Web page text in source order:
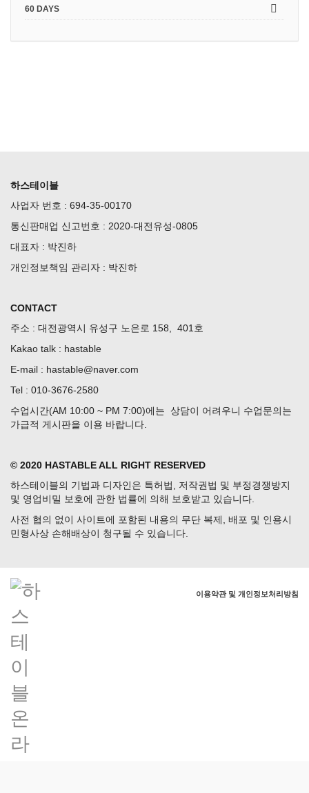
60 DAYS
하스테이블
사업자 번호 : 694-35-00170
통신판매업 신고번호 : 2020-대전유성-0805
대표자 : 박진하
개인정보책임 관리자 : 박진하
CONTACT
주소 : 대전광역시 유성구 노은로 158, 401호
Kakao talk : hastable
E-mail : hastable@naver.com
Tel : 010-3676-2580
수업시간(AM 10:00 ~ PM 7:00)에는 상담이 어려우니 수업문의는
가급적 게시판을 이용 바랍니다.
© 2020 HASTABLE ALL RIGHT RESERVED
하스테이블의 기법과 디자인은 특허법, 저작권법 및 부정경쟁방지
및 영업비밀 보호에 관한 법률에 의해 보호받고 있습니다.
사전 협의 없이 사이트에 포함된 내용의 무단 복제, 배포 및 인용시
민형사상 손해배상이 청구될 수 있습니다.
이용약관 및 개인정보처리방침